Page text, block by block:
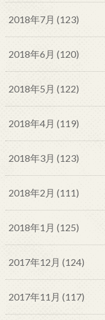
2018年7月 (123)
2018年6月 (120)
2018年5月 (122)
2018年4月 (119)
2018年3月 (123)
2018年2月 (111)
2018年1月 (125)
2017年12月 (124)
2017年11月 (117)